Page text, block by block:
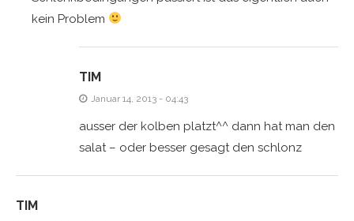
kein Problem
TIM
Januar 14, 2013 - 04:43
ausser der kolben platzt^^ dann hat man den
salat – oder besser gesagt den schlonz
TIM